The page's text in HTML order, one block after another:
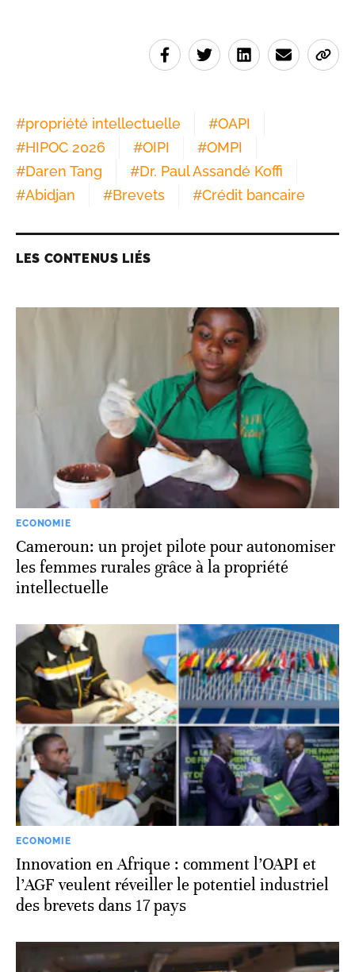
#propriété intellectuelle #OAPI
#HIPOC 2026 #OIPI #OMPI
#Daren Tang #Dr. Paul Assandé Koffi
#Abidjan #Brevets #Crédit bancaire
LES CONTENUS LIÉS
ECONOMIE
Cameroun: un projet pilote pour autonomiser
les femmes rurales grâce à la propriété
intellectuelle
ECONOMIE
Innovation en Afrique : comment l’OAPI et
l’AGF veulent réveiller le potentiel industriel
des brevets dans 17 pays